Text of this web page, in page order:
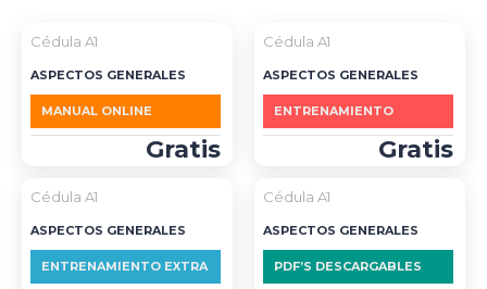
Cédula A1
ASPECTOS GENERALES
MANUAL ONLINE
Gratis
Cédula A1
ASPECTOS GENERALES
ENTRENAMIENTO
Gratis
Cédula A1
ASPECTOS GENERALES
ENTRENAMIENTO EXTRA
Cédula A1
ASPECTOS GENERALES
PDF’S DESCARGABLES